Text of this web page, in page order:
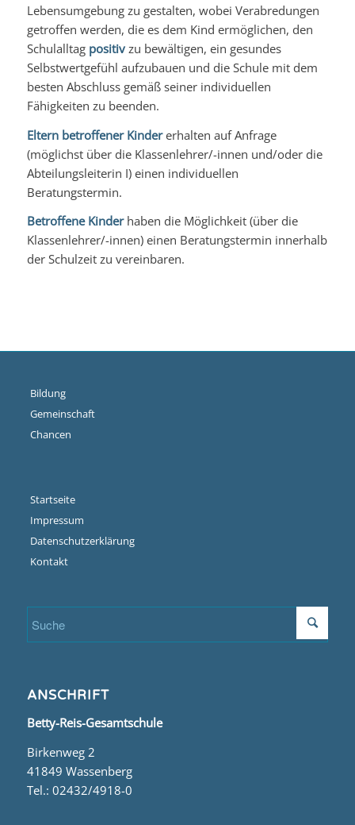
Lebensumgebung zu gestalten, wobei Verabredungen
getroffen werden, die es dem Kind ermöglichen, den
Schulalltag positivzu bewältigen, ein gesundes
Selbstwertgefühl aufzubauen und die Schule mit dem
besten Abschluss gemäß seiner individuellen
Fähigkeiten zu beenden.
Eltern betroffener Kindererhalten auf Anfrage
(möglichst über die Klassenlehrer/-innen und/oder die
Abteilungsleiterin I) einen individuellen
Beratungstermin.
Betroffene Kinderhaben die Möglichkeit (über die
Klassenlehrer/-innen) einen Beratungstermin innerhalb
der Schulzeit zu vereinbaren.
Bildung
Gemeinschaft
Chancen
Startseite
Impressum
Datenschutzerklärung
Kontakt
ANSCHRIFT
Betty-Reis-Gesamtschule
Birkenweg 2
41849 Wassenberg
Tel.: 02432/4918-0